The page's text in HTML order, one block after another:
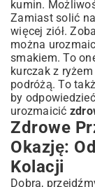
kumin.
Zamiast solić
więcej ziół.
można
smakiem. To
kurczak z
podróżą. To
by
urozmaicić
Zdrowe
Okazję:
Kolacji
Dobra,